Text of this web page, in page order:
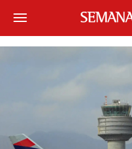
Suscríbase
¿Qué está pasando?